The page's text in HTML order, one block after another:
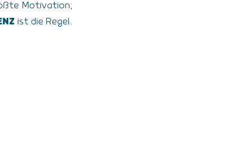
Motivation;
ist die Regel.